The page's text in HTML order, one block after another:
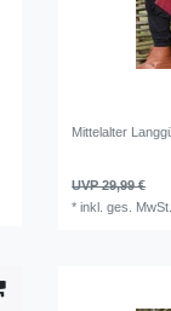
Mittelalter
UVP 29,99 €
*inkl. ges. MwSt.